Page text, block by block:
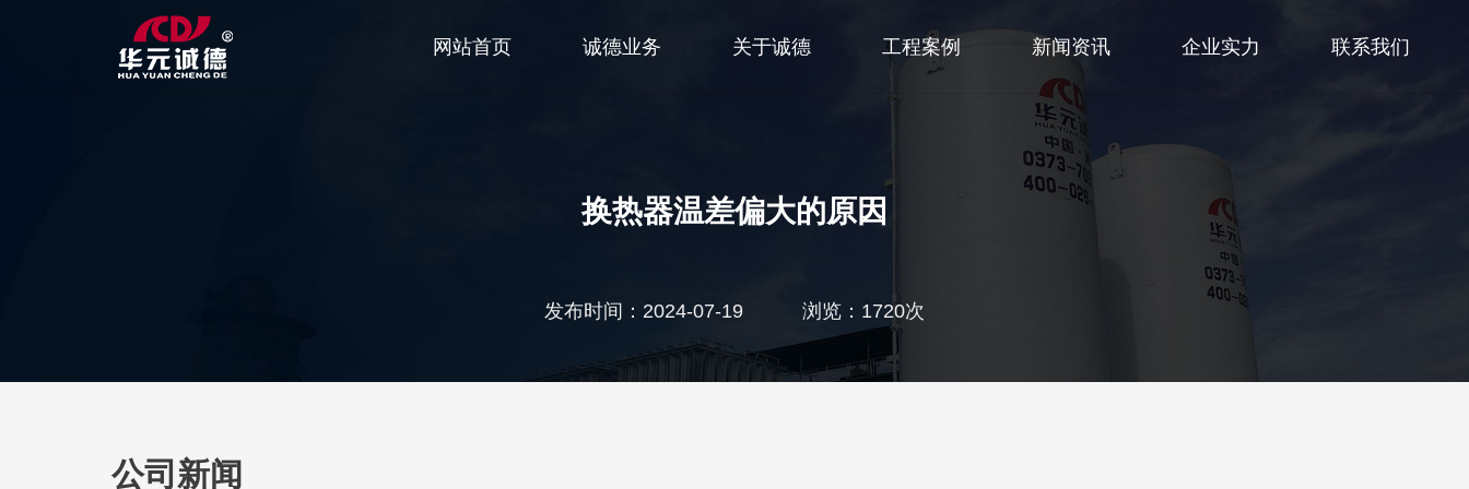
网站首页 诚德业务 关于诚德 工程案例 新闻资讯 企业实力 联系我们
换热器温差偏大的原因
发布时间：2024-07-19 浏览：1720次
公司新闻